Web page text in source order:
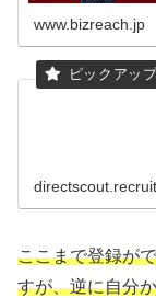
www.bizreach.jp
ここまで登録が
すが、逆に自分